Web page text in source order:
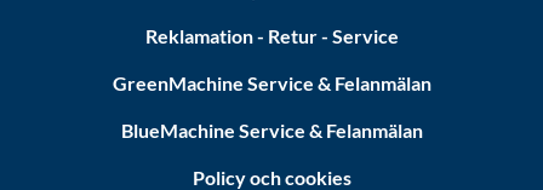
Reklamation - Retur - Service
GreenMachine Service & Felanmälan
BlueMachine Service & Felanmälan
Policy och cookies